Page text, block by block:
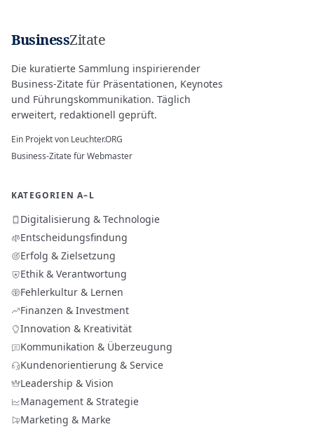
BusinessZitate
Die kuratierte Sammlung inspirierender
Business-Zitate für Präsentationen, Keynotes
und Führungskommunikation. Täglich
erweitert, redaktionell geprüft.
Ein Projekt von Leuchter.ORG
Business-Zitate für Webmaster
KATEGORIEN A–L
Digitalisierung & Technologie
Entscheidungsfindung
Erfolg & Zielsetzung
Ethik & Verantwortung
Fehlerkultur & Lernen
Finanzen & Investment
Innovation & Kreativität
Kommunikation & Überzeugung
Kundenorientierung & Service
Leadership & Vision
Management & Strategie
Marketing & Marke